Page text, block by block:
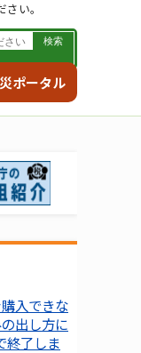
ポータル
い。
入できな
出し方に
終了しま